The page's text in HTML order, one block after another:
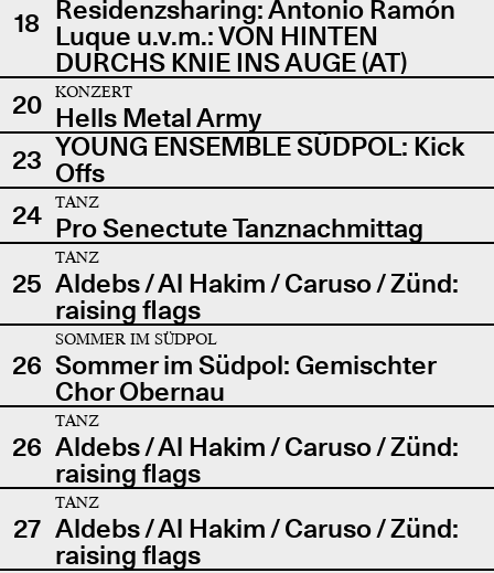
18 Residenzsharing: Antonio Ramón
Luque u.v.m.: VON HINTEN
DURCHS KNIE INS AUGE (AT)
20
KONZERT
Hells Metal Army
23 YOUNG ENSEMBLE SÜDPOL: Kick
Offs
24
TANZ
Pro Senectute Tanznachmittag
25
TANZ
Aldebs / Al Hakim / Caruso / Zünd:
raising flags
26
SOMMER IM SÜDPOL
Sommer im Südpol: Gemischter
Chor Obernau
26
TANZ
Aldebs / Al Hakim / Caruso / Zünd:
raising flags
27
TANZ
Aldebs / Al Hakim / Caruso / Zünd:
raising flags